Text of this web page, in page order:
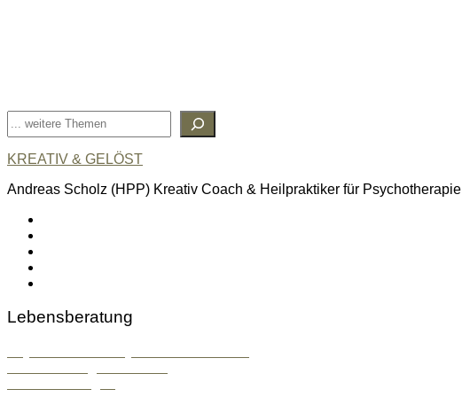
Suchen
KREATIV & GELÖST
Andreas Scholz (HPP) Kreativ Coach & Heilpraktiker für Psychotherapie
Lebensberatung